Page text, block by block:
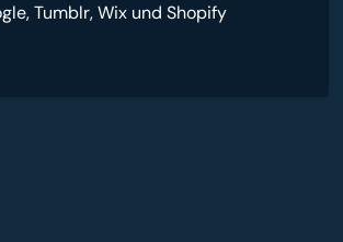
Tumblr, Wix und Shopify